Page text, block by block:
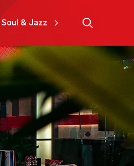
Soul & Jazz